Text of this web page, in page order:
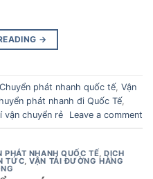
→
Chuyển phát nhanh quốc tế Vận
phát nhanh đi Quốc Tế
vận chuyển rẻ Leave a comment
PHÁT NHANH QUỐC TẾ ,DỊCH
TỨC ,VẬN TẢI ĐƯỜNG HÀNG